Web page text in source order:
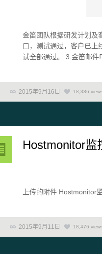
金笛团队根据研发计划及
口，测试通过，客户已上
试全部通过。 3.金笛邮
2015年9月16日 18,386
Hostmonitor
上传的附件 Hostmonitor
2015年9月11日 18,476